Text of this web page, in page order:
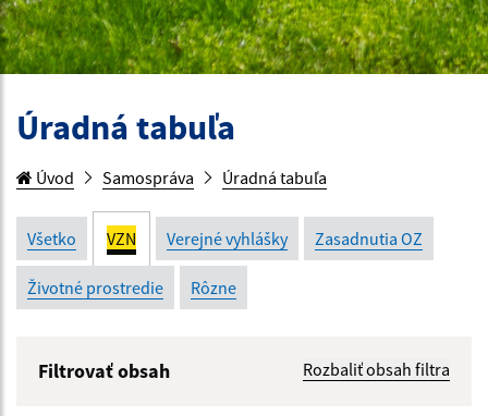
Úradná tabuľa
Úvod Samospráva Úradná tabuľa
Všetko VZN Verejné vyhlášky Zasadnutia OZ
Životné prostredie Rôzne
Filtrovať obsah Rozbaliť obsah filtra